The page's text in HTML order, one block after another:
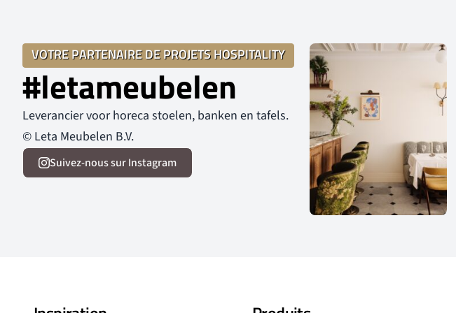
VOTRE PARTENAIRE DE PROJETS HOSPITALITY
#letameubelen
Leverancier voor horeca stoelen, banken en tafels.
© Leta Meubelen B.V.
Suivez-nous sur Instagram